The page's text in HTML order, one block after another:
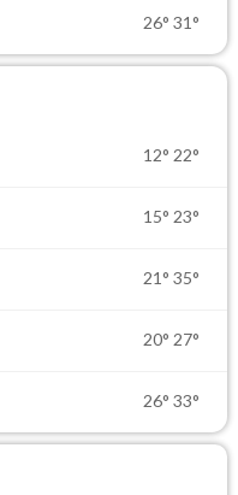
26° 31°
12° 22°
15° 23°
21° 35°
20° 27°
26° 33°